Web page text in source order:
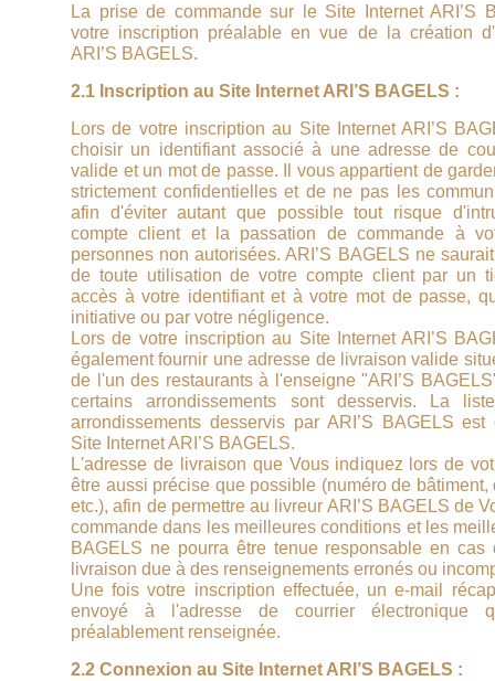
La prise de commande sur le Site Internet ARI’S
votre inscription préalable en vue de la création
ARI’S BAGELS.
2.1 Inscription au Site Internet ARI’S BAGELS :
Lors de votre inscription au Site Internet ARI’S
choisir un identifiant associé à une adresse de
valide et un mot de passe. Il vous appartient de
strictement confidentielles et de ne pas les
afin d'éviter autant que possible tout risque
compte client et la passation de commande à
personnes non autorisées. ARI’S BAGELS ne
de toute utilisation de votre compte client par un
accès à votre identifiant et à votre mot de passe,
initiative ou par votre négligence.
Lors de votre inscription au Site Internet ARI’S
également fournir une adresse de livraison valide
de l'un des restaurants à l'enseigne "ARI’S
certains arrondissements sont desservis. La
arrondissements desservis par ARI’S BAGELS
Site Internet ARI’S BAGELS.
L'adresse de livraison que Vous indiquez lors de
être aussi précise que possible (numéro de bâtiment,
etc.), afin de permettre au livreur ARI’S BAGELS de
commande dans les meilleures conditions et les
BAGELS ne pourra être tenue responsable en cas
livraison due à des renseignements erronés ou
Une fois votre inscription effectuée, un e-mail
envoyé à l'adresse de courrier électronique
préalablement renseignée.
2.2 Connexion au Site Internet ARI’S BAGELS :